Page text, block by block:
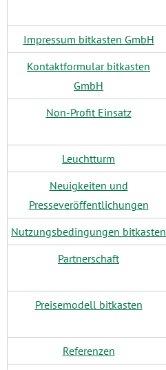
Impressum bitkasten GmbH
Kontaktformular bitkasten
GmbH
Non-Profit Einsatz
Leuchtturm
Neuigkeiten und
Presseveröffentlichungen
Nutzungsbedingungen bitkasten
Partnerschaft
Preisemodell bitkasten
Referenzen